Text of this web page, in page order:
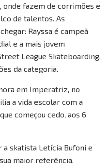
onde fazem de corrimões e
de talentos. As
Rayssa é campeã
e a mais jovem
League Skateboarding,
da categoria.
em Imperatriz, no
a vida escolar com a
começou cedo, aos 6
a skatista Letícia Bufoni e
maior referência.